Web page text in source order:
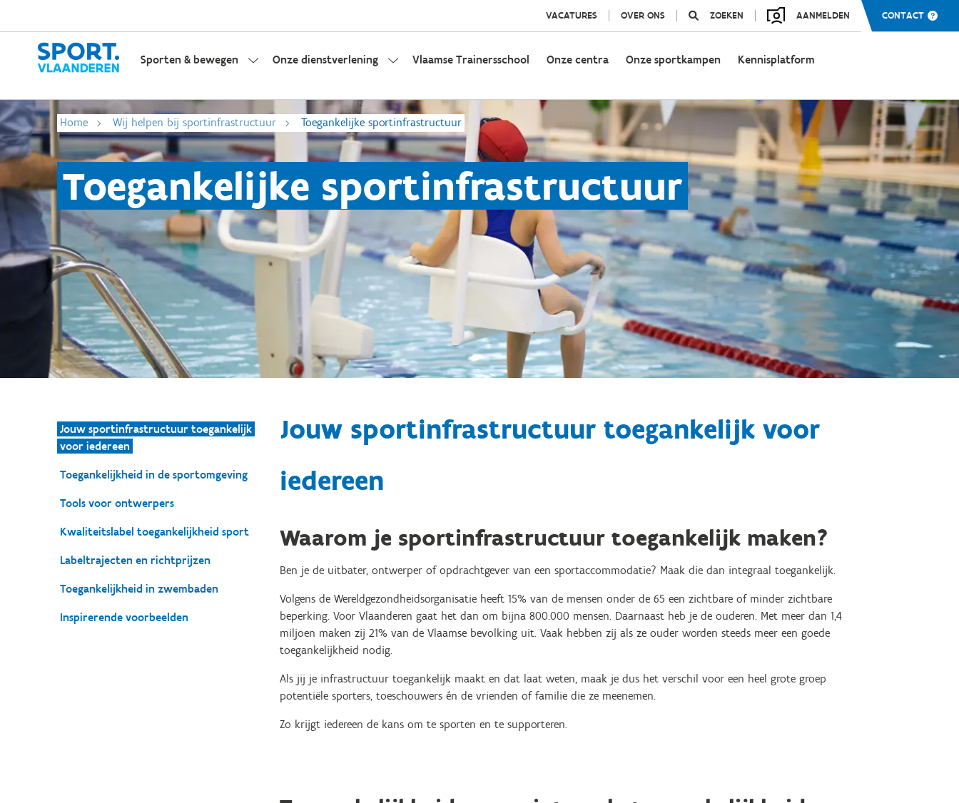
VACATURES OVER ONS ZOEKEN AANMELDEN CONTACT
Sporten & bewegen Onze dienstverlening Vlaamse Trainersschool Onze centra Onze sportkampen Kennisplatform
Home Wij helpen bij sportinfrastructuur Toegankelijke sportinfrastructuur
Toegankelijke sportinfrastructuur
Jouw sportinfrastructuur toegankelijk
voor iedereen
Toegankelijkheid in de sportomgeving
Tools voor ontwerpers
Kwaliteitslabel toegankelijkheid sport
Labeltrajecten en richtprijzen
Toegankelijkheid in zwembaden
Inspirerende voorbeelden
Jouw sportinfrastructuur toegankelijk voor
iedereen
Waarom je sportinfrastructuur toegankelijk maken?
Ben je de uitbater, ontwerper of opdrachtgever van een sportaccommodatie? Maak die dan integraal toegankelijk.
Volgens de Wereldgezondheidsorganisatie heeft 15% van de mensen onder de 65 een zichtbare of minder zichtbare
beperking. Voor Vlaanderen gaat het dan om bijna 800.000 mensen. Daarnaast heb je de ouderen. Met meer dan 1,4
miljoen maken zij 21% van de Vlaamse bevolking uit. Vaak hebben zij als ze ouder worden steeds meer een goede
toegankelijkheid nodig.
Als jij je infrastructuur toegankelijk maakt en dat laat weten, maak je dus het verschil voor een heel grote groep
potentiële sporters, toeschouwers én de vrienden of familie die ze meenemen.
Zo krijgt iedereen de kans om te sporten en te supporteren.